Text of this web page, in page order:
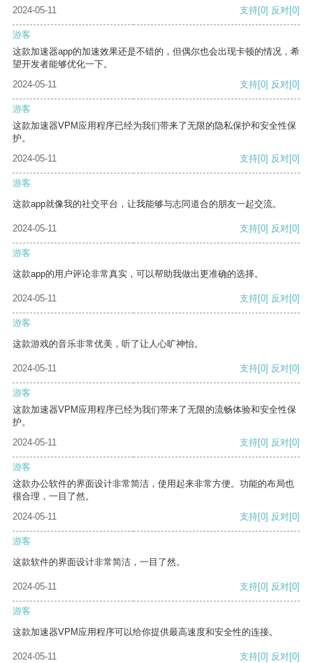
2024-05-11 支持[0] 反对[0]
游客
这款加速器app的加速效果还是不错的，但偶尔也会出现卡顿的情况，希
望开发者能够优化一下。
2024-05-11
支持[0] 反对[0]
游客
这款加速器VPM应用程序已经为我们带来了无限的隐私保护和安全性保
护。
2024-05-11
支持[0] 反对[0]
游客
这款app就像我的社交平台，让我能够与志同道合的朋友一起交流。
2024-05-11 支持[0] 反对[0]
游客
这款app的用户评论非常真实，可以帮助我做出更准确的选择。
2024-05-11 支持[0] 反对[0]
游客
这款游戏的音乐非常优美，听了让人心旷神怡。
2024-05-11 支持[0] 反对[0]
游客
这款加速器VPM应用程序已经为我们带来了无限的流畅体验和安全性保
护。
2024-05-11
支持[0] 反对[0]
游客
这款办公软件的界面设计非常简洁，使用起来非常方便。功能的布局也
很合理，一目了然。
2024-05-11
支持[0] 反对[0]
游客
这款软件的界面设计非常简洁，一目了然。
2024-05-11 支持[0] 反对[0]
游客
这款加速器VPM应用程序可以给你提供最高速度和安全性的连接。
2024-05-11 支持[0] 反对[0]